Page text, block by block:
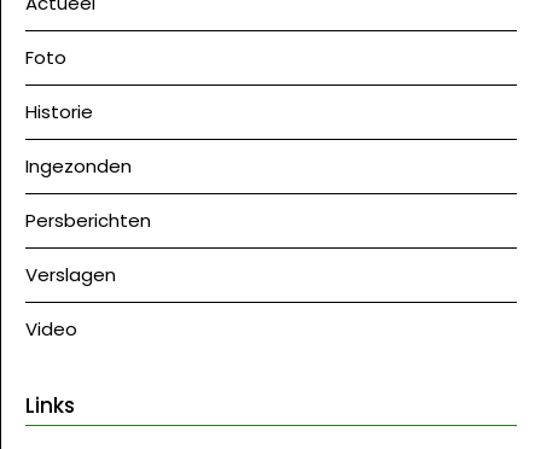
Foto
Historie
Ingezonden
Persberichten
Verslagen
Video
Links